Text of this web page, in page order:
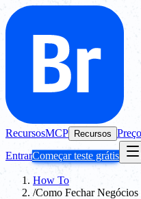
RecursosMCP Recursos
EntrarComeçar teste grátis
How To
/Como Fechar Negócios